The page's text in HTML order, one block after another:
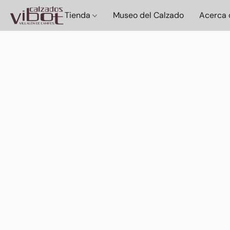
Tienda Museo del Calzado Acerca